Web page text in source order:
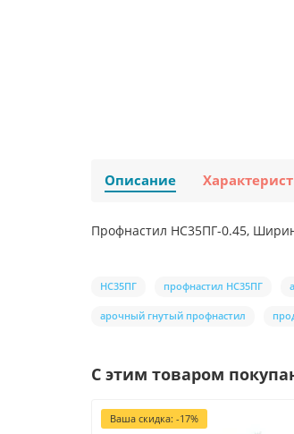
Описание
Профнастил НС35ПГ-0.45,
НС35ПГ профнастил НС35ПГ
арочный гнутый профнастил
С этим товаром
Ваша скидка: -17%